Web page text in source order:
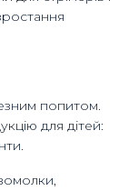
попитом.
для дітей: